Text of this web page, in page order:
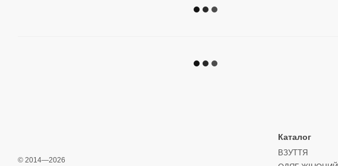
© 2014—2026
Каталог
ВЗУТТЯ